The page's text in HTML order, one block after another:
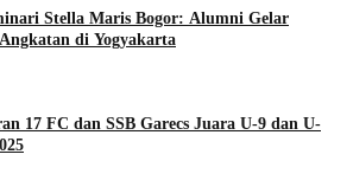
Stella Maris Bogor: Alumni Gelar
di Yogyakarta
17 FC dan SSB Garecs Juara U-9 dan U-